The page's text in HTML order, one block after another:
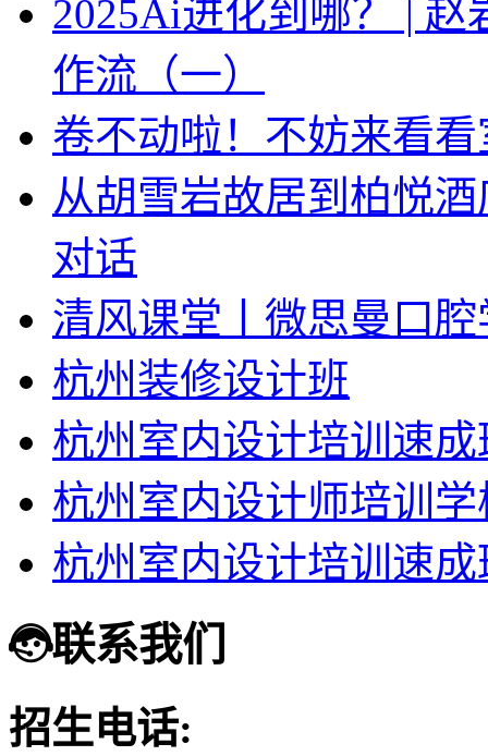
2025Ai进化到哪？ |
作流（一）
卷不动啦！不妨来看
从胡雪岩故居到柏悦
对话
清风课堂丨微思曼口
杭州装修设计班
杭州室内设计培训速成
杭州室内设计师培训
杭州室内设计培训速成
联系我们
招生电话: